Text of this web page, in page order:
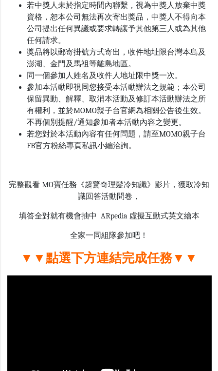
若中獎人未於指定時間內聯繫，視為中獎人放棄中獎
資格，恕本公司無法再次寄出獎品，中獎人不得向本
公司提出任何異議或要求轉讓予其他第三人或為其他
任何請求。
獎品將以郵寄掛號方式寄出，收件地址限台灣本島及
澎湖、金門及馬祖等離島地區。
同一個參加人姓名及收件人地址限中獎一次。
參加本活動即視同您接受本活動辦法之規範；本公司
保留異動、解釋、取消本活動及修訂本活動辦法之所
有權利，並於MOMO親子台官網為相關公告後生效。
不再個別提醒/通知參加者本活動內容之變更。
若您對於本活動內容有任何問題，請至MOMO親子台
FB官方粉絲專頁私訊小編洽詢。
完整觀看 MO寶任務《超驚奇理髮冷知識》影片，獲取冷知
識回答活動問卷，
填答全對就有機會抽中 ARpedia 虛擬互動式英文繪本
全家一同組隊參加吧！
▼▼點選下方連結完成任務▼▼